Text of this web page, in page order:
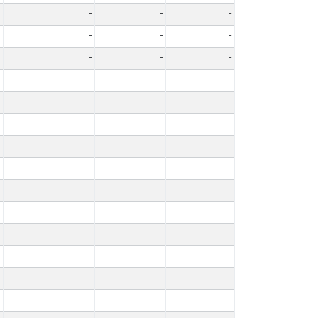
- -
-
- -
-
- -
-
- -
-
- -
-
- -
-
- -
-
- -
-
- -
-
- -
-
- -
-
- -
-
- -
-
- -
-